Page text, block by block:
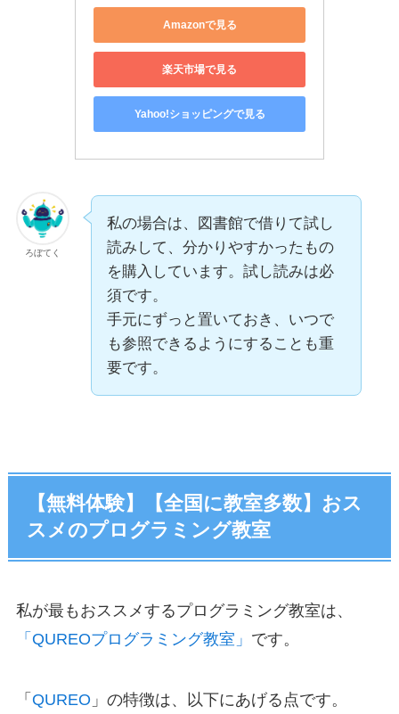
Amazonで見る
楽天市場で見る
Yahoo!ショッピングで見る
ろぼてく
私の場合は、図書館で借りて試し
読みして、分かりやすかったもの
を購入しています。試し読みは必
須です。
手元にずっと置いておき、いつで
も参照できるようにすることも重
要です。
【無料体験】【全国に教室多数】おス
スメのプログラミング教室
私が最もおススメするプログラミング教室は、
「QUREOプログラミング教室」 です。
「 QUREO 」の特徴は、以下にあげる点です。